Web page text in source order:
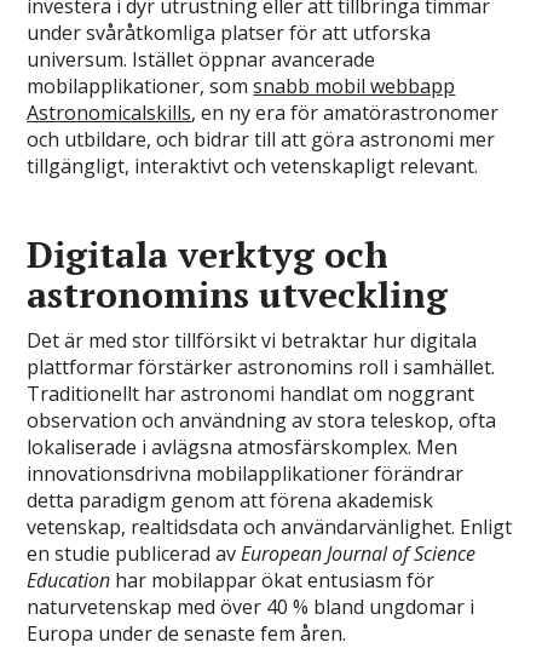
investera i dyr utrustning eller att tillbringa timmar
under svåråtkomliga platser för att utforska
universum. Istället öppnar avancerade
mobilapplikationer, somsnabb mobil webbapp
Astronomicalskills, en ny era för amatörastronomer
och utbildare, och bidrar till att göra astronomi mer
tillgängligt, interaktivt och vetenskapligt relevant.
Digitala verktyg och
astronomins utveckling
Det är med stor tillförsikt vi betraktar hur digitala
plattformar förstärker astronomins roll i samhället.
Traditionellt har astronomi handlat om noggrant
observation och användning av stora teleskop, ofta
lokaliserade i avlägsna atmosfärskomplex. Men
innovationsdrivna mobilapplikationer förändrar
detta paradigm genom att förena akademisk
vetenskap, realtidsdata och användarvänlighet. Enligt
en studie publicerad avEuropean Journal of Science
Education har mobilappar ökat entusiasm för
naturvetenskap med över 40 % bland ungdomar i
Europa under de senaste fem åren.